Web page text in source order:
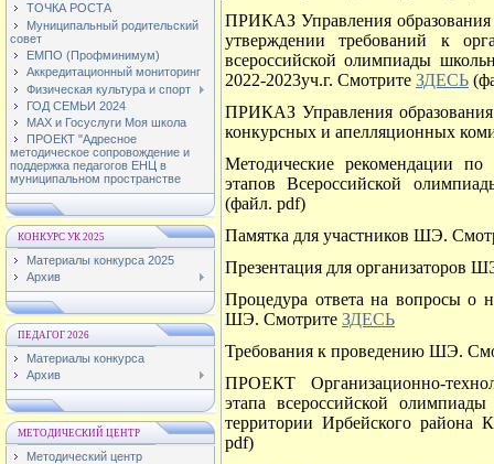
ТОЧКА РОСТА
Муниципальный родительский
совет
ЕМПО (Профминимум)
Аккредитационный мониторинг
Физическая культура и спорт
ГОД СЕМЬИ 2024
МАХ и Госуслуги Моя школа
ПРОЕКТ "Адресное
методическое сопровождение и
поддержка педагогов ЕНЦ в
муниципальном пространстве
КОНКУРС УК 2025
Материалы конкурса 2025
Архив
ПЕДАГОГ 2026
Материалы конкурса
Архив
МЕТОДИЧЕСКИЙ ЦЕНТР
Методический центр
ПРИКАЗ Управления
утверждении требований к
всероссийской олимпиады
2022-2023уч.г. Смотрите ЗДЕСЬ
ПРИКАЗ Управления
конкурсных и апелляционных
Методические рекомендации
этапов Всероссийской
(файл. pdf)
Памятка для участников ШЭ.
Презентация для организаторов
Процедура ответа на вопросы о
ШЭ. Смотрите ЗДЕСЬ
Требования к проведению ШЭ.
ПРОЕКТ Организационно-
этапа всероссийской
территории Ирбейского района
pdf)